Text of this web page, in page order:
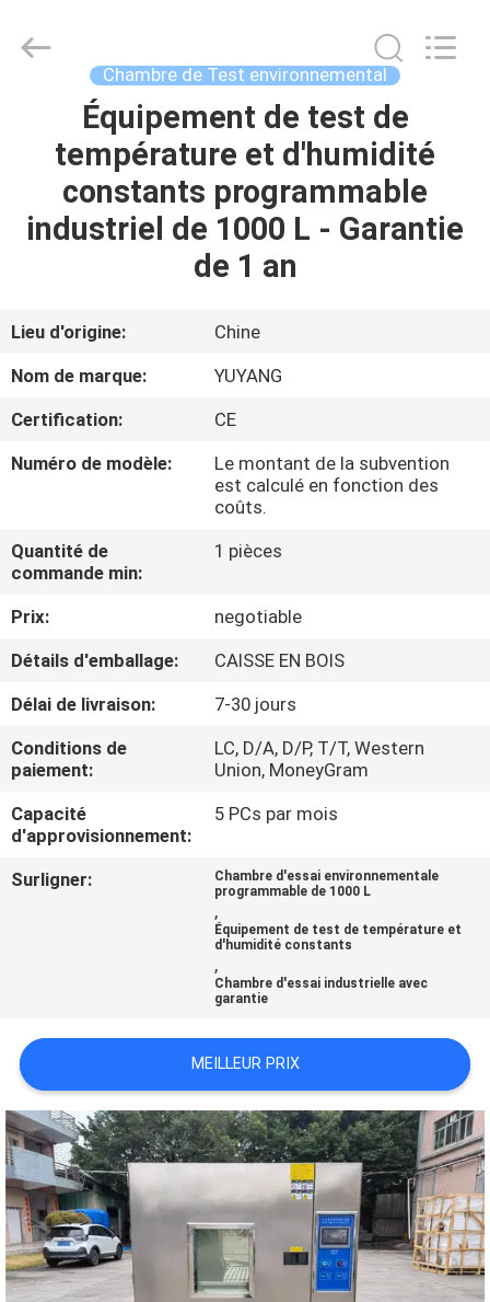
MAISON
PRODUITS
AU
DE
NOUS
VISITE
D'USINE
CONTACTEZ-
NOUS
NOUVELLES
DEMANDEZ
UNE
POLITIQUE
DE
CONFIDENTIALITÉ
INSTRUMENT
Chambre de Test environnemental
Équipement de test de
température et d'humidité
constants programmable
industriel de 1000 L - Garantie
de 1 an
Lieu d'origine:
Chine
Nom de marque:
YUYANG
Certification:
CE
Numéro de modèle:
Le montant de la subvention
est calculé en fonction des
coûts.
Quantité de
commande min:
1 pièces
Prix:
negotiable
Détails d'emballage:
CAISSE EN BOIS
Délai de livraison:
7-30 jours
Conditions de
paiement:
LC, D/A, D/P, T/T, Western
Union, MoneyGram
Capacité
d'approvisionnement:
5 PCs par mois
Surligner:
Chambre d'essai environnementale
programmable de 1000 L
,
Équipement de test de température et
d'humidité constants
,
Chambre d'essai industrielle avec
garantie
MEILLEUR PRIX